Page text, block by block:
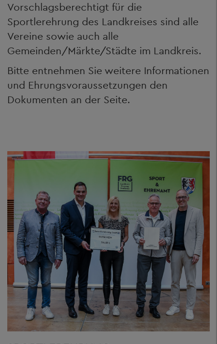
Vorschlagsberechtigt für die
Sportlerehrung des Landkreises sind alle
Vereine sowie auch alle
Gemeinden/Märkte/Städte im Landkreis.
Bitte entnehmen Sie weitere Informationen
und Ehrungsvoraussetzungen den
Dokumenten an der Seite.